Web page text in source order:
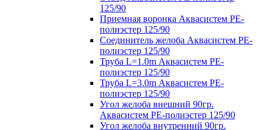
125/90
Приемная воронка Аквасистем PE-
полиэстер 125/90
Соединитель желоба Аквасистем PE-
полиэстер 125/90
Труба L=1.0m Аквасистем PE-
полиэстер 125/90
Труба L=3.0m Аквасистем PE-
полиэстер 125/90
Угол желоба внешний 90гр.
Аквасистем PE-полиэстер 125/90
Угол желоба внутренний 90гр.